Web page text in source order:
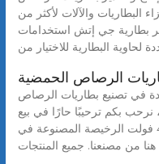
وتوفير أجزاء البطاريات والآلات لأكثر من
بطارية جي إتش استخدامات
لحاوية البطارية للاختيار من
الرصاص الحمضية
في تصنيع بطاريات الرصاص
في الصين، نرحب بكم ترحيبًا حارًا في بيع
بطاريات الرصاص الحمضية المختومة 4 فولت الرخيصة المصنوعة في
من مصنعنا. جميع المنتجات